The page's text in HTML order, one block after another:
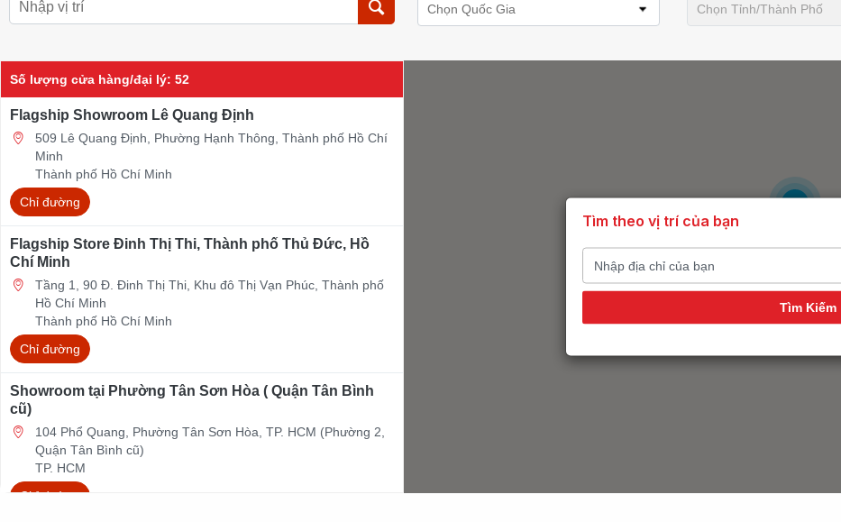
Chọn Quốc Gia Chọn Tỉnh/thành Phố
Số lượng cửa hàng/đại lý: 52
Flagship Showroom Lê Quang Định
509 Lê Quang Định, Phường Hạnh Thông, Thành phố Hồ Chí
Minh
Thành phố Hồ Chí Minh
Chỉ đường
Flagship Store Đinh Thị Thi, Thành phố Thủ Đức, Hồ
Chí Minh
Tầng 1, 90 Đ. Đinh Thị Thi, Khu đô Thị Vạn Phúc, Thành phố
Hồ Chí Minh
Thành phố Hồ Chí Minh
Chỉ đường
Showroom tại Phường Tân Sơn Hòa ( Quận Tân Bình
cũ)
104 Phổ Quang, Phường Tân Sơn Hòa, TP. HCM (Phường 2,
Quận Tân Bình cũ)
TP. HCM
Chỉ đường
14
6
Tìm theo vị trí của bạn
Tìm Kiếm